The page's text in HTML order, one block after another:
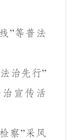
”等普法
治先行”
宣传活
察”采风